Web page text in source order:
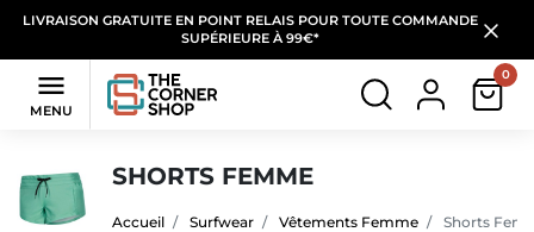
LIVRAISON GRATUITE EN POINT RELAIS POUR TOUTE COMMANDE
SUPÉRIEURE À 99€*

MENU
0
SHORTS FEMME
Accueil Surfwear Vêtements Femme Shorts